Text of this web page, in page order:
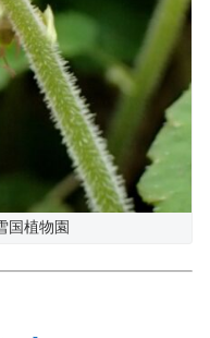
国植物園